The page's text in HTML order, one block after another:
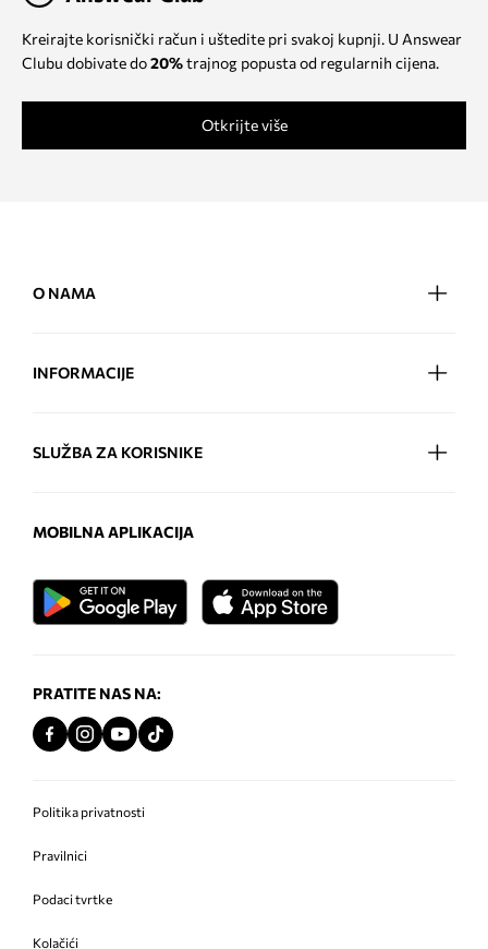
Kreirajte korisnički račun i uštedite pri svakoj kupnji. U Answear
Clubu dobivate do20%trajnog popusta od regularnih cijena.
Otkrijte više
O NAMA
INFORMACIJE
SLUŽBA ZA KORISNIKE
MOBILNA APLIKACIJA
PRATITE NAS NA:
Politika privatnosti
Pravilnici
Podaci tvrtke
Kolačići